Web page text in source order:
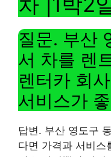
질문. 부산
서 차를 렌
렌터카 회
서비스가
답변. 부산 영도구
다면 가격과 서비스